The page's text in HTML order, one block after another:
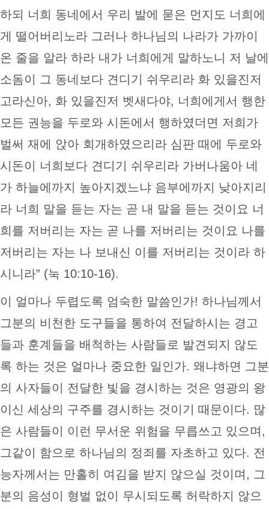
하되 너희 동네에서 우리 발에 묻은 먼지도 너희에
게 떨어버리노라 그러나 하나님의 나라가 가까이
온 줄을 알라 하라 내가 너희에게 말하노니 저 날에
소돔이 그 동네보다 견디기 쉬우리라 화 있을진저
고라신아, 화 있을진저 벳새다야, 너희에게서 행한
모든 권능을 두로와 시돈에서 행하였더면 저희가
벌써 재에 앉아 회개하였으리라 심판 때에 두로와
시돈이 너희보다 견디기 쉬우리라 가버나움아 네
가 하늘에까지 높아지겠느냐 음부에까지 낮아지리
라 너희 말을 듣는 자는 곧 내 말을 듣는 것이요 너
희를 저버리는 자는 곧 나를 저버리는 것이요 나를
저버리는 자는 나 보내신 이를 저버리는 것이라 하
시니라” (눅 10:10-16).
이 얼마나 두렵도록 엄숙한 말씀인가! 하나님께서
그분의 비천한 도구들을 통하여 전달하시는 경고
들과 훈계들을 배척하는 사람들로 발견되지 않도
록 하는 것은 얼마나 중요한 일인가. 왜냐하면 그분
의 사자들이 전달한 빛을 경시하는 것은 영광의 왕
이신 세상의 구주를 경시하는 것이기 때문이다. 많
은 사람들이 이런 무서운 위험을 무릅쓰고 있으며,
그같이 함으로 하나님의 정죄를 자초하고 있다. 전
능자께서는 만홀히 여김을 받지 않으실 것이며, 그
분의 음성이 형벌 없이 무시되도록 허락하지 않으